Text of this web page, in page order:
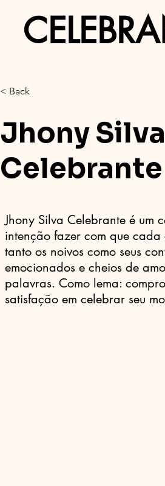
< Back
Jhony Silva
Celebrante
Jhony Silva Celebrante é um
intenção fazer com que
tanto os noivos como seus
emocionados e cheios de
palavras. Como lema:
satisfação em celebrar seu